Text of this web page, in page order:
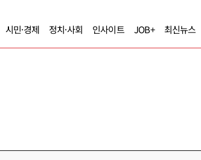
시민·경제 정치·사회 인사이트 JOB+ 최신뉴스